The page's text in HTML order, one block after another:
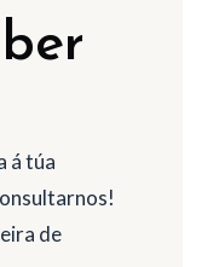
á túa
de